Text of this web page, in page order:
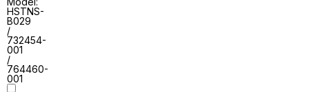
HSTNS-
B029
/
732454-
001
/
764460-
001